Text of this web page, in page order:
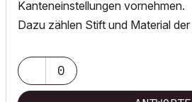
Kanteneinstellungen vornehmen.
Dazu zählen Stift und Material
0